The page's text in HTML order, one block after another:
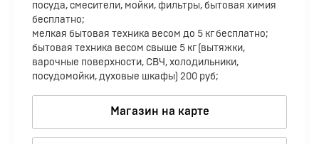
посуда, смесители, мойки, фильтры, бытовая химия
бесплатно;
мелкая бытовая техника весом до 5 кг бесплатно;
бытовая техника весом свыше 5 кг (вытяжки,
варочные поверхности, СВЧ, холодильники,
посудомойки, духовые шкафы) 200 руб;
Магазин на карте